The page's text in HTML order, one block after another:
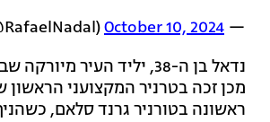
— Rafa Nadal (@RafaelNadal)
October 10, 2024
ראשונה בטורניר גרנד סלאם,